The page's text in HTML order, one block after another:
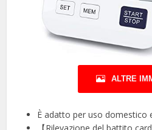
ALTRE
È adatto per uso domestico